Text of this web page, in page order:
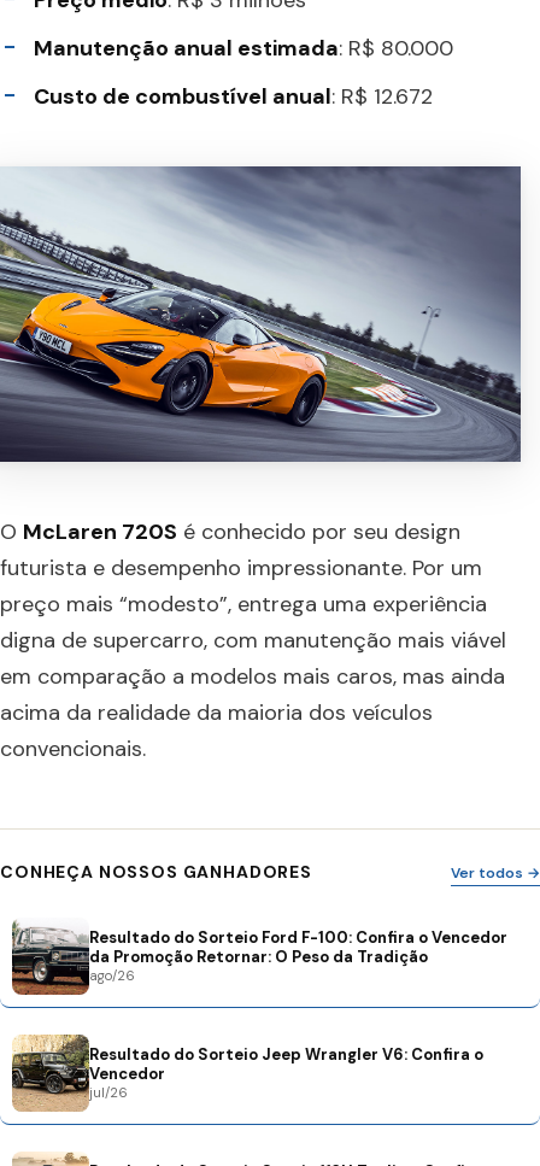
Manutenção anual estimada: R$ 80.000
Custo de combustível anual: R$ 12.672
O McLaren 720S é conhecido por seu design
futurista e desempenho impressionante. Por um
preço mais “modesto”, entrega uma experiência
digna de supercarro, com manutenção mais viável
em comparação a modelos mais caros, mas ainda
acima da realidade da maioria dos veículos
convencionais.
CONHEÇA NOSSOS GANHADORES Ver todos →
Resultado do Sorteio Ford F-100: Confira o Vencedor
da Promoção Retornar: O Peso da Tradição
ago/26
Resultado do Sorteio Jeep Wrangler V6: Confira o
Vencedor
jul/26